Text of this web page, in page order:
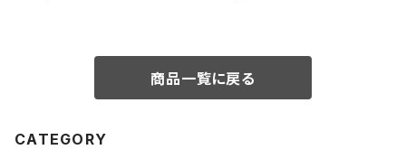
商品一覧に戻る
CATEGORY